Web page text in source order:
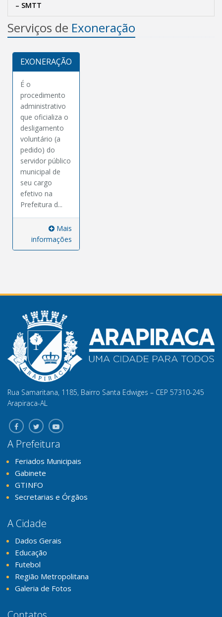
– SMTT
Serviços de Exoneração
EXONERAÇÃO
É o
procedimento
administrativo
que oficializa o
desligamento
voluntário (a
pedido) do
servidor público
municipal de
seu cargo
efetivo na
Prefeitura d...
Mais
informações
Rua Samaritana, 1185, Bairro Santa Edwiges – CEP 57310-245
Arapiraca-AL
A Prefeitura
Feriados Municipais
Gabinete
GTINFO
Secretarias e Órgãos
A Cidade
Dados Gerais
Educação
Futebol
Região Metropolitana
Galeria de Fotos